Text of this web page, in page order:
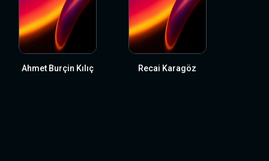
Ahmet Burçin Kılıç Recai Karagöz